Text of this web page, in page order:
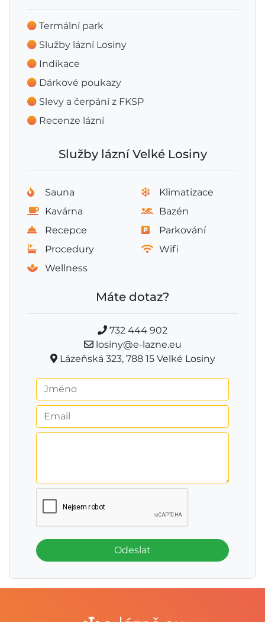
Termální park
Služby lázní Losiny
Indikace
Dárkové poukazy
Slevy a čerpání z FKSP
Recenze lázní
Služby lázní Velké Losiny
Sauna
Klimatizace
Kavárna
Bazén
Recepce
Parkování
Procedury
Wifi
Wellness
Máte dotaz?
732 444 902
losiny@e-lazne.eu
Lázeňská 323, 788 15 Velké Losiny
Odeslat